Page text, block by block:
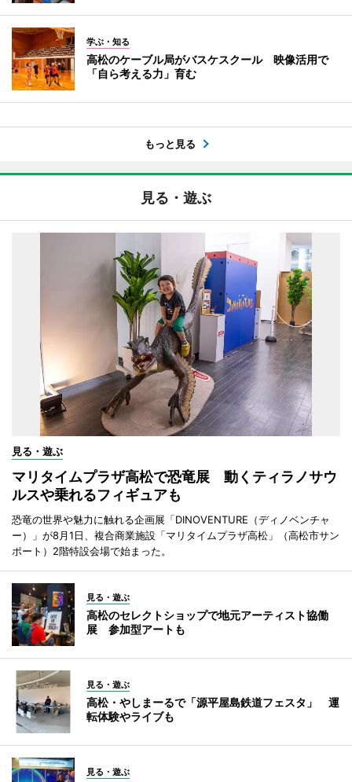
学ぶ・知る
高松のケーブル局がバスケスクール 映像活用で
「自ら考える力」育む
もっと見る
見る・遊ぶ
見る・遊ぶ
マリタイムプラザ高松で恐竜展 動くティラノサウ
ルスや乗れるフィギュアも
恐竜の世界や魅力に触れる企画展「DINOVENTURE（ディノベンチャ
ー）」が8月1日、複合商業施設「マリタイムプラザ高松」（高松市サン
ポート）2階特設会場で始まった。
見る・遊ぶ
高松のセレクトショップで地元アーティスト協働
展 参加型アートも
見る・遊ぶ
高松・やしまーるで「源平屋島鉄道フェスタ」 運
転体験やライブも
見る・遊ぶ